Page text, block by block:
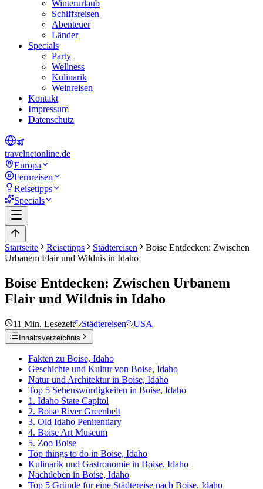
Winterurlaub
Schiffsreisen
Abenteuer
Länder
Specials
Party
Wellness
Kulinarik
Weinreisen
Kontakt
Impressum
Datenschutz
travelnetonline.de
Europa
Fernreisen
Reisetipps
Specials
Startseite Reisetipps Städtereisen
Boise Entdecken: Zwischen
Urbanem Flair und Wildnis in Idaho
Boise Entdecken: Zwischen Urbanem
Flair und Wildnis in Idaho
11 Min. Lesezeit Städtereisen USA
Inhaltsverzeichnis
Fakten zu Boise, Idaho
Geschichte und Kultur von Boise, Idaho
Natur und Architektur in Boise, Idaho
Top 5 Sehenswürdigkeiten in Boise, Idaho
1. Idaho State Capitol
2. Boise River Greenbelt
3. Old Idaho Penitentiary
4. Boise Art Museum
5. Zoo Boise
Top things to do in Boise, Idaho
Kulinarik und Gastronomie in Boise, Idaho
Nachtleben in Boise, Idaho
Top 5 Gründe für eine Städtereise nach Boise, Idaho